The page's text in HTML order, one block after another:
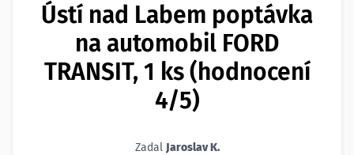
Ústí nad Labem poptávka
na automobil FORD
TRANSIT, 1 ks (hodnocení
4/5)
Zadal Jaroslav K.